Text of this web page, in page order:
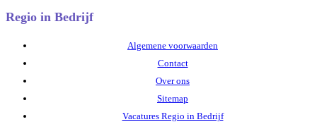
Regio in Bedrijf
Algemene voorwaarden
Contact
Over ons
Sitemap
Vacatures Regio in Bedrijf